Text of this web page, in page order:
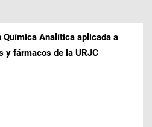
Química Analítica aplicada a
y fármacos de la URJC